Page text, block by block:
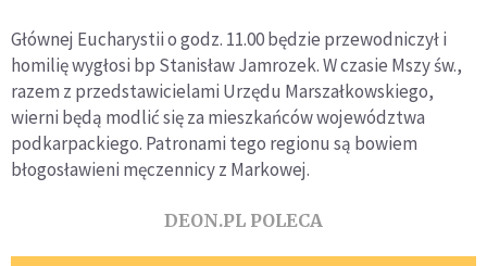
Głównej Eucharystii o godz. 11.00 będzie przewodniczył i
homilię wygłosi bp Stanisław Jamrozek. W czasie Mszy św.,
razem z przedstawicielami Urzędu Marszałkowskiego,
wierni będą modlić się za mieszkańców województwa
podkarpackiego. Patronami tego regionu są bowiem
błogosławieni męczennicy z Markowej.
DEON.PL POLECA